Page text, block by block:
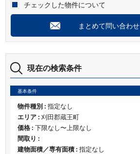
現在の検索条件
基本条件
物件種別 : 指定なし
エリア : 刈田郡蔵王町
価格 : 下限なし〜上限なし
間取り :
建物面積／専有面積 : 指定なし
チェックした物件について
まとめて問い合わせ